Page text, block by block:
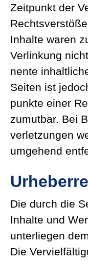
Zeitpunkt der
Inhalte waren
Verlinkung
nente
Seiten ist
punkte einer
zumutbar. Bei
ver­let­zungen
umgehend
Die durch die
Inhalte und
unter­liegen
Die